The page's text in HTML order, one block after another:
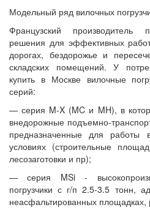
Модельный ряд вилочных
Французский производитель
решения для эффективных
дорогах, бездорожье и
складских помещений. У
купить в Москве вилочные
серий:
— серия M-X (MC и MH), в
внедорожные подъемно-
предназначенные для работы
условиях (строительные
лесозаготовки и пр);
— серия MSi -
погрузчики с г/п 2.5-3.5 тонн,
неасфальтированных площадках,